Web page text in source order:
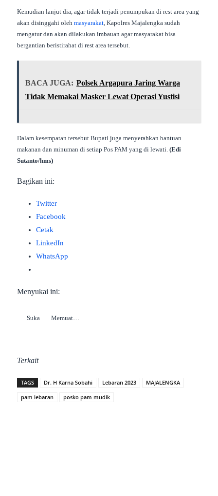
Kemudian lanjut dia, agar tidak terjadi penumpukan di rest area yang
akan disinggahi oleh masyarakat, Kapolres Majalengka sudah
mengatur dan akan dilakukan imbauan agar masyarakat bisa
bergantian beristirahat di rest area tersebut.
BACA JUGA: Polsek Argapura Jaring Warga
Tidak Memakai Masker Lewat Operasi Yustisi
Dalam kesempatan tersebut Bupati juga menyerahkan bantuan
makanan dan minuman di setiap Pos PAM yang di lewati. (Edi
Sutanto/hms)
Bagikan ini:
Twitter
Facebook
Cetak
LinkedIn
WhatsApp
Menyukai ini:
Suka Memuat…
Terkait
TAGS Dr. H Karna Sobahi Lebaran 2023
MAJALENGKA
pam lebaran
posko pam mudik